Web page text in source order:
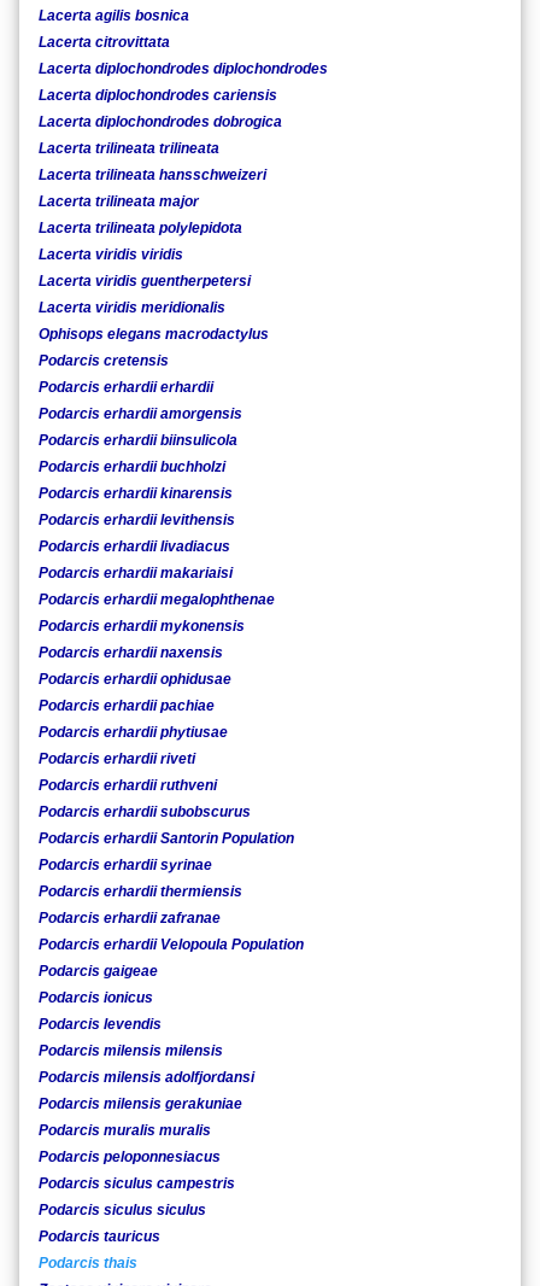
Lacerta agilis bosnica
Lacerta citrovittata
Lacerta diplochondrodes diplochondrodes
Lacerta diplochondrodes cariensis
Lacerta diplochondrodes dobrogica
Lacerta trilineata trilineata
Lacerta trilineata hansschweizeri
Lacerta trilineata major
Lacerta trilineata polylepidota
Lacerta viridis viridis
Lacerta viridis guentherpetersi
Lacerta viridis meridionalis
Ophisops elegans macrodactylus
Podarcis cretensis
Podarcis erhardii erhardii
Podarcis erhardii amorgensis
Podarcis erhardii biinsulicola
Podarcis erhardii buchholzi
Podarcis erhardii kinarensis
Podarcis erhardii levithensis
Podarcis erhardii livadiacus
Podarcis erhardii makariaisi
Podarcis erhardii megalophthenae
Podarcis erhardii mykonensis
Podarcis erhardii naxensis
Podarcis erhardii ophidusae
Podarcis erhardii pachiae
Podarcis erhardii phytiusae
Podarcis erhardii riveti
Podarcis erhardii ruthveni
Podarcis erhardii subobscurus
Podarcis erhardii Santorin Population
Podarcis erhardii syrinae
Podarcis erhardii thermiensis
Podarcis erhardii zafranae
Podarcis erhardii Velopoula Population
Podarcis gaigeae
Podarcis ionicus
Podarcis levendis
Podarcis milensis milensis
Podarcis milensis adolfjordansi
Podarcis milensis gerakuniae
Podarcis muralis muralis
Podarcis peloponnesiacus
Podarcis siculus campestris
Podarcis siculus siculus
Podarcis tauricus
Podarcis thais